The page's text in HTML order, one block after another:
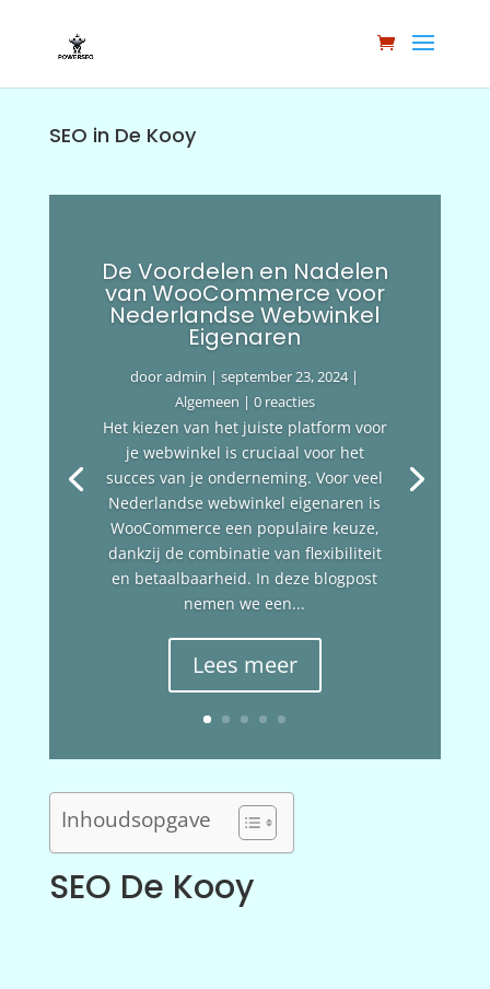
SEO in De Kooy
De Voordelen en Nadelen
van WooCommerce voor
Nederlandse Webwinkel
Eigenaren
dooradmin |september 23, 2024|
Algemeen | 0 reacties
Het kiezen van het juiste platform voor
je webwinkel is cruciaal voor het
succes van je onderneming. Voor veel
Nederlandse webwinkel eigenaren is
WooCommerce een populaire keuze,
dankzij de combinatie van flexibiliteit
en betaalbaarheid. In deze blogpost
nemen we een...
Lees meer
Inhoudsopgave
SEO De Kooy